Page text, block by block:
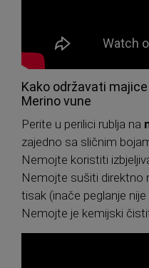
Kako održavati
Merino vune
Perite u perilici rublja na
zajedno sa sličnim
Nemojte koristiti
Nemojte sušiti direktno
tisak (inače peglanje
Nemojte je kemijski